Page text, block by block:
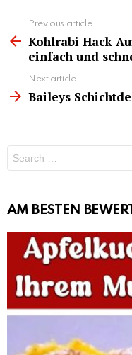
more
Previous article
Kohlrabi Hack
einfach und
Next article
Baileys
for:
AM BESTEN